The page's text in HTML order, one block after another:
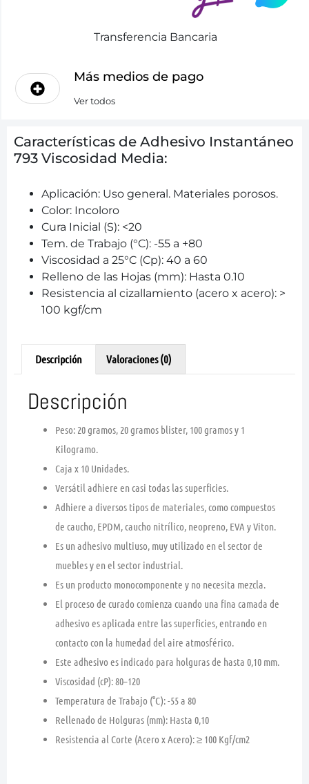
Transferencia Bancaria
Más medios de pago
Ver todos
Características de Adhesivo Instantáneo
793 Viscosidad Media:
Aplicación: Uso general. Materiales porosos.
Color: Incoloro
Cura Inicial (S): <20
Tem. de Trabajo (°C): -55 a +80
Viscosidad a 25°C (Cp): 40 a 60
Relleno de las Hojas (mm): Hasta 0.10
Resistencia al cizallamiento (acero x acero): >
100 kgf/cm
Descripción Valoraciones (0)
Descripción
Peso: 20 gramos, 20 gramos blister, 100 gramos y 1
Kilogramo.
Caja x 10 Unidades.
Versátil adhiere en casi todas las superficies.
Adhiere a diversos tipos de materiales, como compuestos
de caucho, EPDM, caucho nitrílico, neopreno, EVA y Viton.
Es un adhesivo multiuso, muy utilizado en el sector de
muebles y en el sector industrial.
Es un producto monocomponente y no necesita mezcla.
El proceso de curado comienza cuando una fina camada de
adhesivo es aplicada entre las superficies, entrando en
contacto con la humedad del aire atmosférico.
Este adhesivo es indicado para holguras de hasta 0,10 mm.
Viscosidad (cP): 80–120
Temperatura de Trabajo (°C): -55 a 80
Rellenado de Holguras (mm): Hasta 0,10
Resistencia al Corte (Acero x Acero): ≥ 100 Kgf/cm2